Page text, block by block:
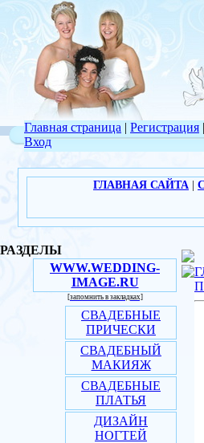
Главная страница | Регистрация |
Вход
ГЛАВНАЯ САЙТА
РАЗДЕЛЫ
WWW.WEDDING-
IMAGE.RU
[запомнить в закладках]
СВАДЕБНЫЕ
ПРИЧЕСКИ
СВАДЕБНЫЙ
МАКИЯЖ
СВАДЕБНЫЕ
ПЛАТЬЯ
ДИЗАЙН
НОГТЕЙ